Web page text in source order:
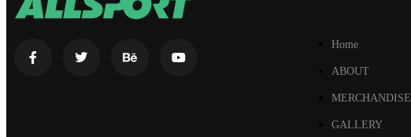
Home
ABOUT
MERCHANDISE
GALLERY